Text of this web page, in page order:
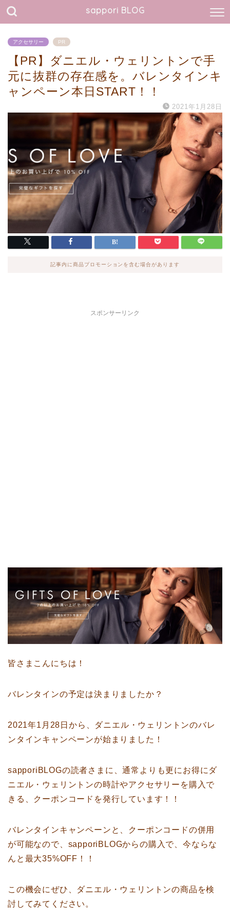
sappori BLOG
アクセサリー PR
【PR】ダニエル・ウェリントンで手
元に抜群の存在感を。バレンタインキ
ャンペーン本日START！！
2021年1月28日
記事内に商品プロモーションを含む場合があります
スポンサーリンク
皆さまこんにちは！
バレンタインの予定は決まりましたか？
2021年1月28日から、ダニエル・ウェリントンのバレ
ンタインキャンペーンが始まりました！
sapporiBLOGの読者さまに、通常よりも更にお得にダ
ニエル・ウェリントンの時計やアクセサリーを購入で
きる、クーポンコードを発行しています！！
バレンタインキャンペーンと、クーポンコードの併用
が可能なので、sapporiBLOGからの購入で、今ならな
んと最大35%OFF！！
この機会にぜひ、ダニエル・ウェリントンの商品を検
討してみてください。